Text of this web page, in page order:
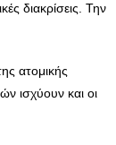
διακρίσεις. Την
ατομικής
ισχύουν και οι